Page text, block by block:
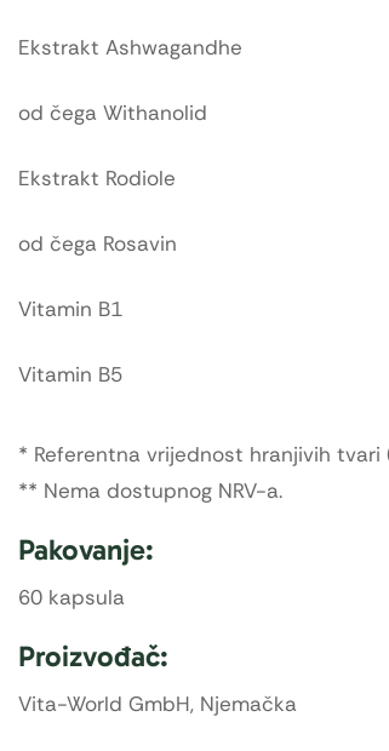
Ekstrakt Ashwagandhe
od čega Withanolid
Ekstrakt Rodiole
od čega Rosavin
Vitamin B1
Vitamin B5
* Referentna vrijednost hranjivih tvari
** Nema dostupnog NRV-a.
Pakovanje:
60 kapsula
Proizvođač:
Vita-World GmbH, Njemačka